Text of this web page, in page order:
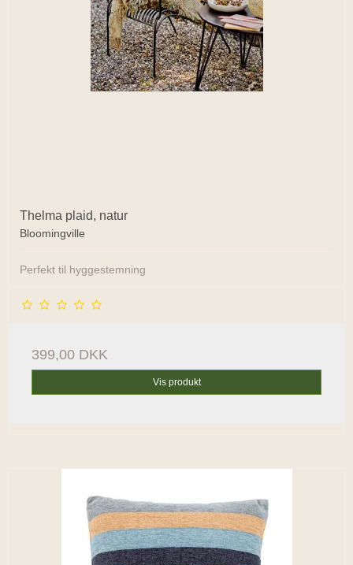
Thelma plaid, natur
Bloomingville
Perfekt til hyggestemning
399,00 DKK
Vis produkt